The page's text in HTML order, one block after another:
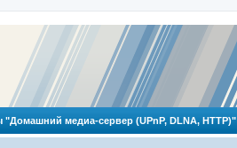
медиа-сервер (UPnP, DLNA, HTTP)"